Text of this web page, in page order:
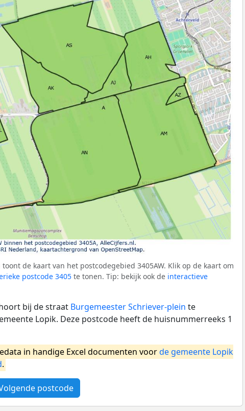
de kaart van het postcodegebied 3405AW. Klik op de kaart om
postcode 3405 te tonen. Tip: bekijk ook de interactieve
bij de straat Burgemeester Schriever-plein te
Lopik. Deze postcode heeft de huisnummerreeks 1
in handige Excel documenten voorde gemeente Lopik
.
postcode